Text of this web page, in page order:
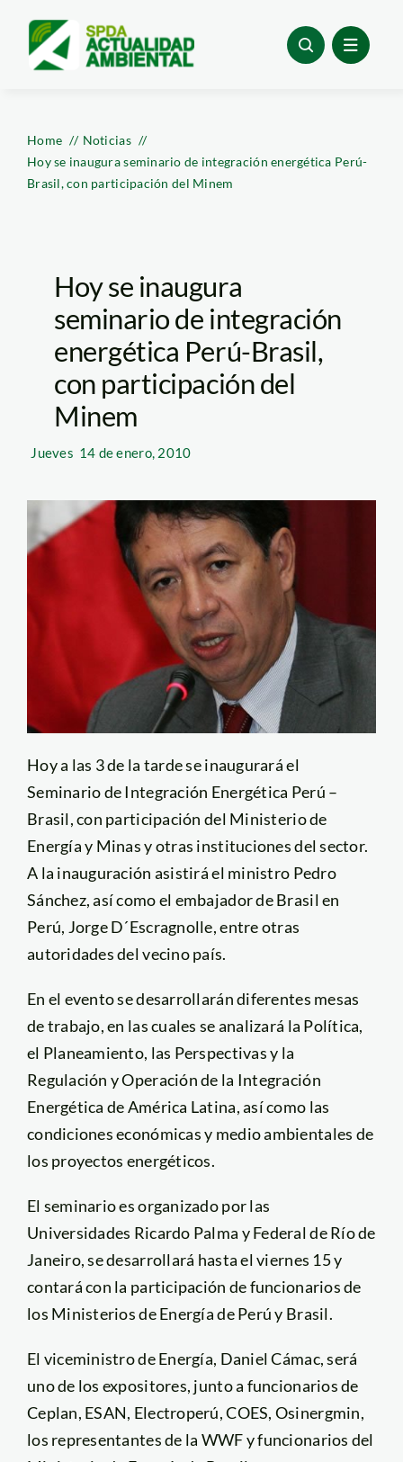
content
Home
Noticias
Hoy se inaugura seminario de integración energética Perú-
Brasil, con participación del Minem
Hoy se inaugura
seminario de integración
energética Perú-Brasil,
con participación del
Minem
Jueves 14 de enero, 2010
Hoy a las 3 de la tarde se inaugurará el
Seminario de Integración Energética Perú –
Brasil, con participación del Ministerio de
Energía y Minas y otras instituciones del sector.
A la inauguración asistirá el ministro Pedro
Sánchez, así como el embajador de Brasil en
Perú, Jorge D´Escragnolle, entre otras
autoridades del vecino país.
En el evento se desarrollarán diferentes mesas
de trabajo, en las cuales se analizará la Política,
el Planeamiento, las Perspectivas y la
Regulación y Operación de la Integración
Energética de América Latina, así como las
condiciones económicas y medio ambientales de
los proyectos energéticos.
El seminario es organizado por las
Universidades Ricardo Palma y Federal de Río de
Janeiro, se desarrollará hasta el viernes 15 y
contará con la participación de funcionarios de
los Ministerios de Energía de Perú y Brasil.
El viceministro de Energía, Daniel Cámac, será
uno de los expositores, junto a funcionarios de
Ceplan, ESAN, Electroperú, COES, Osinergmin,
los representantes de la WWF y funcionarios del